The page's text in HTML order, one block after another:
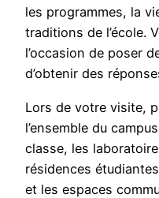
les programmes, la
traditions de l’école.
l’occasion de poser
d’obtenir des
Lors de votre visite,
l’ensemble du
classe, les
résidences
et les espaces